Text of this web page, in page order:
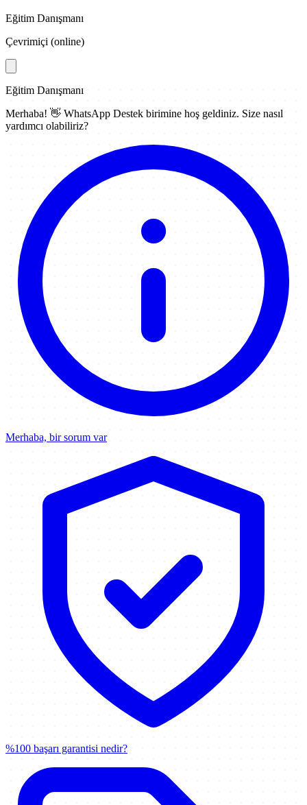
Eğitim Danışmanı
Çevrimiçi (online)
Eğitim Danışmanı
Merhaba! 👋 WhatsApp Destek birimine hoş geldiniz. Size nasıl
yardımcı olabiliriz?
Merhaba, bir sorum var
%100 başarı garantisi nedir?